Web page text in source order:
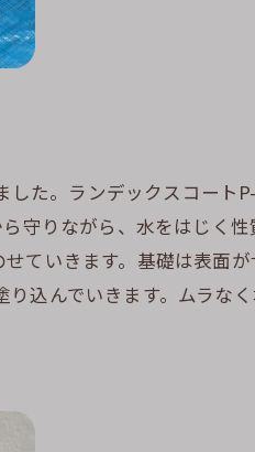
た。ランデックスコート
守りながら、水をはじく
ていきます。基礎は表面
込んでいきます。ムラな